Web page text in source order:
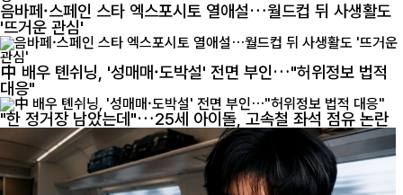
음바페·스페인 스타 엑스포시토 열애설…월드컵 뒤 사생활도
'뜨거운 관심'
中 배우 톈쉬닝, '성매매·도박설' 전면 부인…"허위정보 법적
대응"
"한 정거장 남았는데"…25세 아이돌, 고속철 좌석 점유 논란